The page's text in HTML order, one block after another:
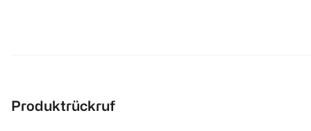
Produktrückruf